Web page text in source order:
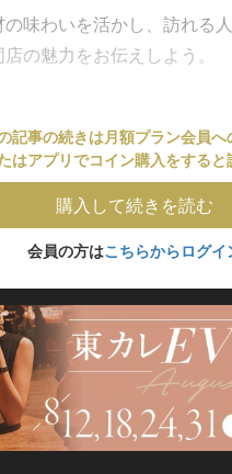
味わいを活かし、訪れる
の魅力をお伝えしよう。
記事の続きは月額プラン会員へ
はアプリでコイン購入をすると
購入して続きを読む
会員の方はこちらからログイ